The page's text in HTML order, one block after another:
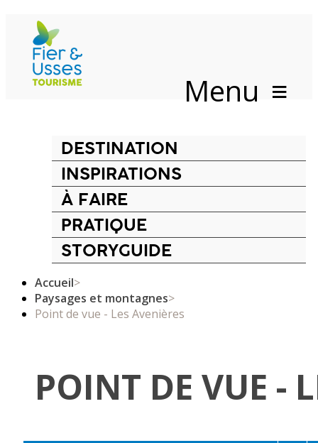
Menu
DESTINATION
INSPIRATIONS
À FAIRE
PRATIQUE
STORYGUIDE
Accueil>
Paysages et montagnes>
Point de vue - Les Avenières
POINT DE VUE -